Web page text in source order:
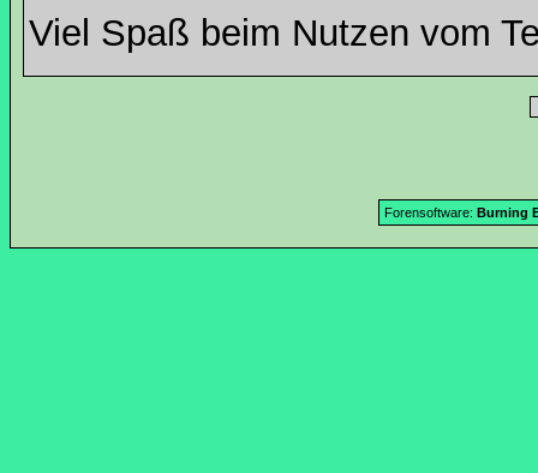
Viel Spaß beim Nutzen vom
Forensoftware: Burning